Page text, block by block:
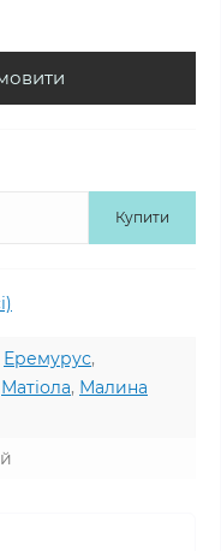
Купити
Еремурус,
Матіола, Малина